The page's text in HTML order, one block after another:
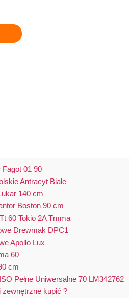
01 90
Antracyt Białe
140 cm
Boston 90 cm
60 Tokio 2A Tmma
Drewmak DPC1
Apollo Lux
60
cm
Pełne Uniwersalne 70 LM342762
kupić ?